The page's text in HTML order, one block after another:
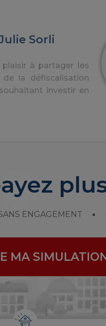
Sorli
plaisir à partager les
la défiscalisation
investir en
ENGAGEMENT
MA